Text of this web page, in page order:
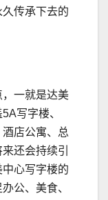
传承下去的
一就是达美
写字楼、
店公寓、总
还会持续引
心写字楼的
公、美食、